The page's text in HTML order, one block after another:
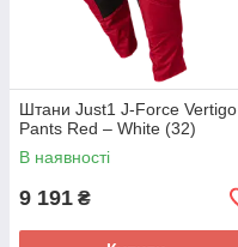
Штани Just1 J-Force Vertigo
Pants Red – White (32)
В наявності
9 191 ₴